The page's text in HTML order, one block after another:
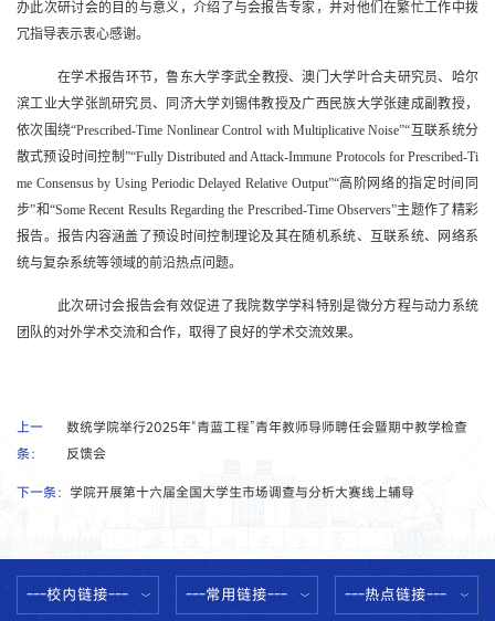
办此次研讨会的目的与意义，介绍了与会报告专家，并对他们在繁忙工作中拨
冗指导表示衷心感谢。
在学术报告环节，鲁东大学李武全教授、澳门大学叶合夫研究员、哈尔
滨工业大学张凯研究员、同济大学刘锡伟教授及广西民族大学张建成副教授，
依次围绕“Prescribed-Time Nonlinear Control with Multiplicative Noise”“互联系统分
散式预设时间控制 ”“Fully Distributed and Attack-Immune Protocols for Prescribed-Ti
me Consensus by Using Periodic Delayed Relative Output”“高阶网络的指定时间同
步”和“Some Recent Results Regarding the Prescribed-Time Observers”主题作了精彩
报告。报告内容涵盖了预设时间控制理论及其在随机系统、互联系统、网络系
统与复杂系统等领域的前沿热点问题。
此次研讨会报告会有效促进了我院数学学科特别是微分方程与动力系统
团队的对外学术交流和合作，取得了良好的学术交流效果。
上一
条：
数统学院举行2025年“青蓝工程”青年教师导师聘任会暨期中教学检查
反馈会
下一条： 学院开展第十六届全国大学生市场调查与分析大赛线上辅导
---校内链接--- ---常用链接--- ---热点链接---